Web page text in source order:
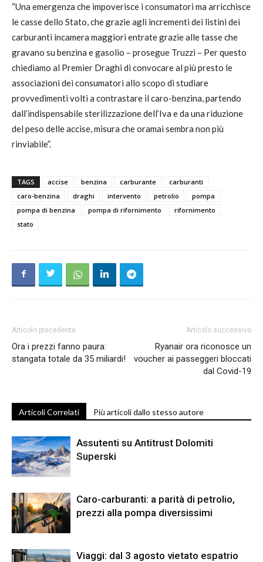
“Una emergenza che impoverisce i consumatori ma arricchisce
le casse dello Stato, che grazie agli incrementi dei listini dei
carburanti incamera maggiori entrate grazie alle tasse che
gravano su benzina e gasolio – prosegue Truzzi – Per questo
chiediamo al Premier Draghi di convocare al più presto le
associazioni dei consumatori allo scopo di studiare
provvedimenti volti a contrastare il caro-benzina, partendo
dall’indispensabile sterilizzazione dell’Iva e da una riduzione
del peso delle accise, misura che oramai sembra non più
rinviabile”.
TAGS accise benzina carburante
carburanti
caro-benzina
draghi intervento petrolio
pompa
pompa di benzina
pompa di rifornimento
rifornimento
stato
Articolo precedente
Ora i prezzi fanno paura:
stangata totale da 35 miliardi!
Articolo successivo
Ryanair ora riconosce un
voucher ai passeggeri bloccati
dal Covid-19
Articoli Correlati Più articoli dallo stesso autore
Assutenti su Antitrust Dolomiti
Superski
Caro-carburanti: a parità di petrolio,
prezzi alla pompa diversissimi
Viaggi: dal 3 agosto vietato espatrio